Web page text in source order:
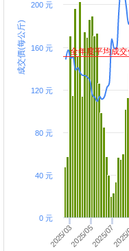
成交價(每公斤)
2025/032025/052025/07
0 元
40 元
80 元
120 元
160 元
200 元
全年度平均成